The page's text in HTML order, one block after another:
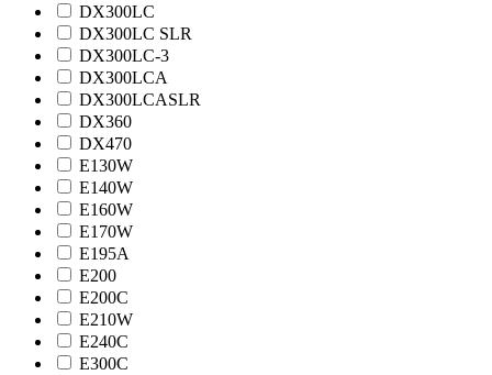
DX300LC
DX300LC SLR
DX300LC-3
DX300LCA
DX300LCASLR
DX360
DX470
E130W
E140W
E160W
E170W
E195A
E200
E200C
E210W
E240C
E300C